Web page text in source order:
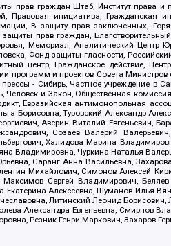
прав граждан Штаб, Институт права и
инициатива, Гражданская
В защиту прав заключенных,
защиты прав граждан,
Мемориал, Аналитический Центр
Фонд защиты гласности,
центр, Гражданское действие,
и проектов Совета Министров
- Сибирь, Частное учреждение в
и Закон, Общественная
Евразийская антимонопольная
Туровский Александр
Аверин Виталий Евгеньевич,
Созаев Валерий
Халидова Марина
Владимировна, Чуркина Наталья
Саранг Анна Васильевна,
Михайлович, Симонов Алексей
Сергей Владимирович,
Алексеевна, Шуманов Илья
Литинский Леонид
Александра Евгеньевна, Смирнов
Резник Генри Маркович, Захаров